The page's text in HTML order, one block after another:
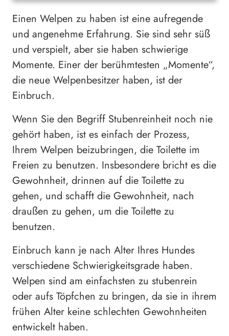
Einen Welpen zu haben ist eine aufregende
und angenehme Erfahrung. Sie sind sehr süß
und verspielt, aber sie haben schwierige
Momente. Einer der berühmtesten „Momente“,
die neue Welpenbesitzer haben, ist der
Einbruch.
Wenn Sie den Begriff Stubenreinheit noch nie
gehört haben, ist es einfach der Prozess,
Ihrem Welpen beizubringen, die Toilette im
Freien zu benutzen. Insbesondere bricht es die
Gewohnheit, drinnen auf die Toilette zu
gehen, und schafft die Gewohnheit, nach
draußen zu gehen, um die Toilette zu
benutzen.
Einbruch kann je nach Alter Ihres Hundes
verschiedene Schwierigkeitsgrade haben.
Welpen sind am einfachsten zu stubenrein
oder aufs Töpfchen zu bringen, da sie in ihrem
frühen Alter keine schlechten Gewohnheiten
entwickelt haben.